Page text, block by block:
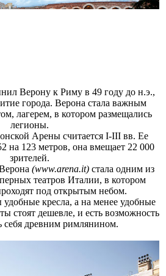
Верону к Риму в 49 году до н.э.,
города. Верона стала важным
лагерем, в котором размещались
легионы.
Арены считается I-III вв. Ее
на 123 метров, она вмещает 22 000
зрителей.
(www.arena.it)стала одним из
театров Италии, в котором
под открытым небом.
кресла, а на менее удобные
стоят дешевле, и есть возможность
себя древним римлянином.